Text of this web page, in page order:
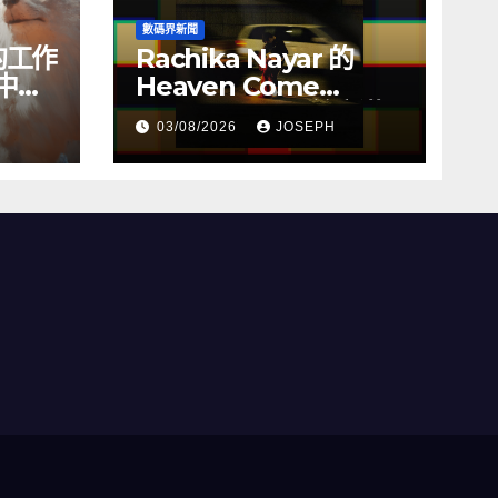
作
尋
數碼界新聞
Rachika Nayar 的
Heaven Come
Crashing 是一首充滿
渴望的器樂史詩
03/08/2026 JOSEPH